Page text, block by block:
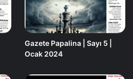
Gazete Papalina | Sayı 5 |
Ocak 2024